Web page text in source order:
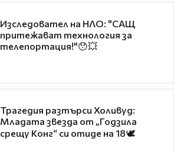
Изследовател на НЛО: "САЩ
притежават технология за
телепортация!"😯💥
Трагедия разтърси Холивуд:
Младата звезда от „Годзила
срещу Конг“ си отиде на 18🕊️